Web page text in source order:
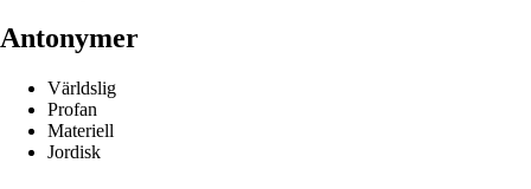
Antonymer
Världslig
Profan
Materiell
Jordisk